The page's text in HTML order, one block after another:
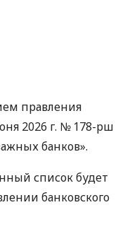
правления
2026 г. № 178-рш
банков».
список будет
банковского